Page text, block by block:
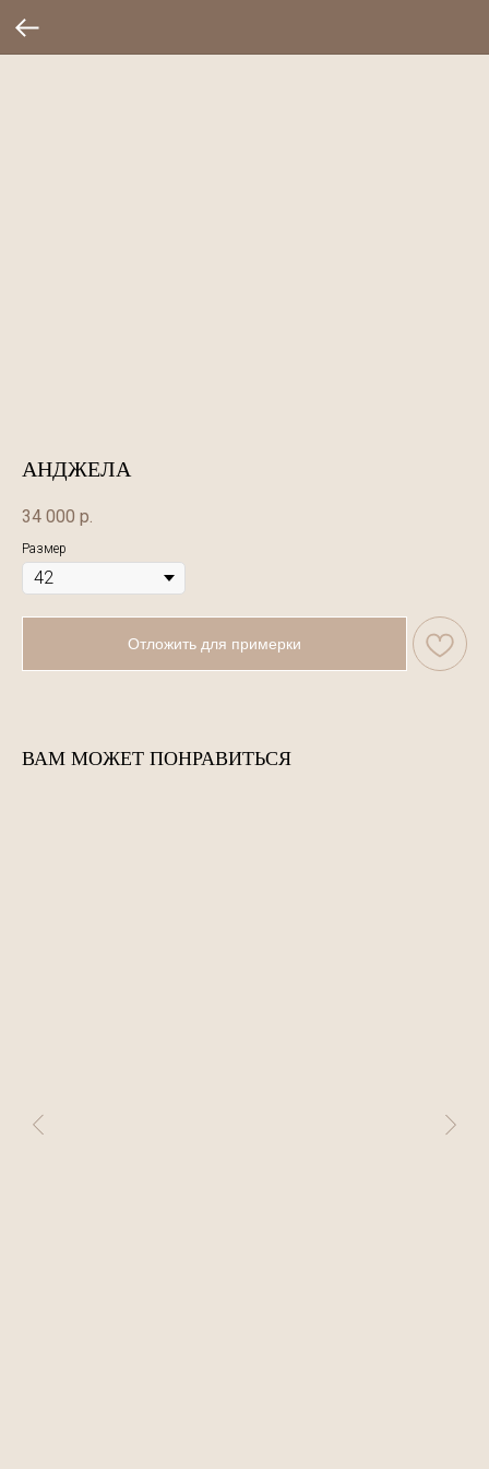
АНДЖЕЛА
34 000 р.
Размер
Отложить для примерки
ВАМ МОЖЕТ ПОНРАВИТЬСЯ